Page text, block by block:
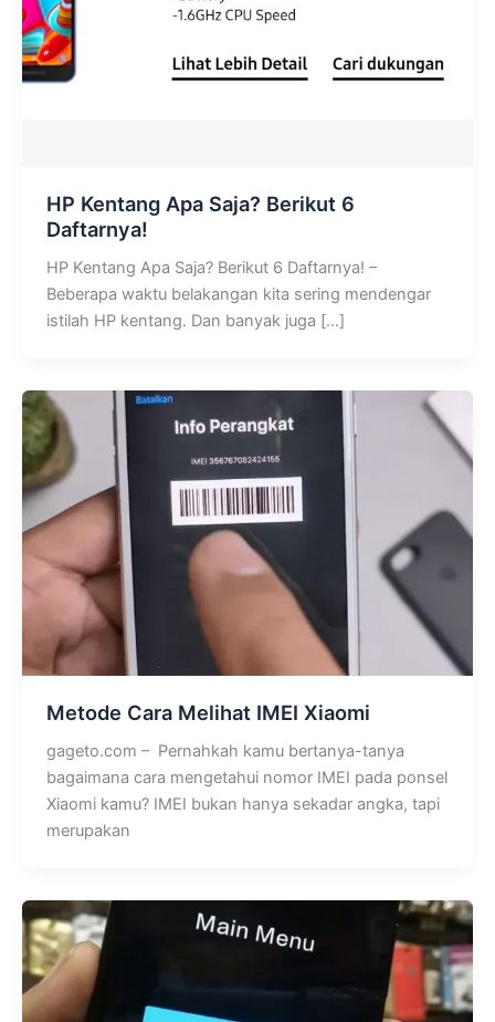
HP Kentang Apa Saja? Berikut 6
Daftarnya!
HP Kentang Apa Saja? Berikut 6 Daftarnya! –
Beberapa waktu belakangan kita sering mendengar
istilah HP kentang. Dan banyak juga […]
Metode Cara Melihat IMEI Xiaomi
gageto.com – Pernahkah kamu bertanya-tanya
bagaimana cara mengetahui nomor IMEI pada ponsel
Xiaomi kamu? IMEI bukan hanya sekadar angka, tapi
merupakan